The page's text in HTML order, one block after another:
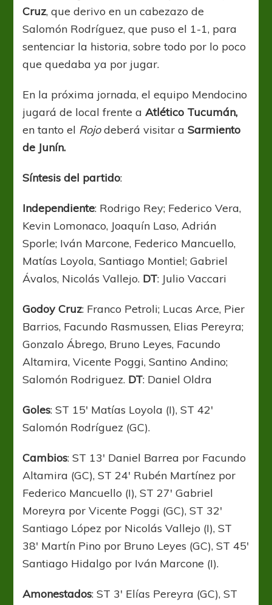
Cruz, que derivo en un cabezazo de
Salomón Rodríguez, que puso el 1-1, para
sentenciar la historia, sobre todo por lo poco
que quedaba ya por jugar.
En la próxima jornada, el equipo Mendocino
jugará de local frente aAtlético Tucumán,
en tanto el Rojodeberá visitar aSarmiento
de Junín.
Síntesis del partido:
Independiente: Rodrigo Rey; Federico Vera,
Kevin Lomonaco, Joaquín Laso, Adrián
Sporle; Iván Marcone, Federico Mancuello,
Matías Loyola, Santiago Montiel; Gabriel
Ávalos, Nicolás Vallejo. DT: Julio Vaccari
Godoy Cruz: Franco Petroli; Lucas Arce, Pier
Barrios, Facundo Rasmussen, Elias Pereyra;
Gonzalo Ábrego, Bruno Leyes, Facundo
Altamira, Vicente Poggi, Santino Andino;
Salomón Rodriguez. DT: Daniel Oldra
Goles: ST 15′ Matías Loyola (I), ST 42′
Salomón Rodríguez (GC).
Cambios: ST 13′ Daniel Barrea por Facundo
Altamira (GC), ST 24′ Rubén Martínez por
Federico Mancuello (I), ST 27′ Gabriel
Moreyra por Vicente Poggi (GC), ST 32′
Santiago López por Nicolás Vallejo (I), ST
38′ Martín Pino por Bruno Leyes (GC), ST 45′
Santiago Hidalgo por Iván Marcone (I).
Amonestados: ST 3′ Elías Pereyra (GC), ST